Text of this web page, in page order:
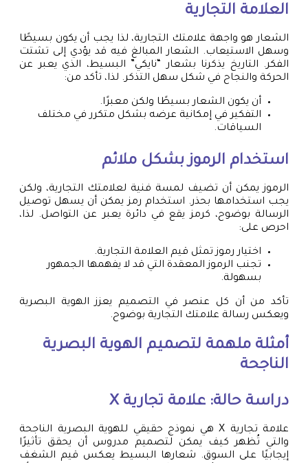
العلامة التجارية
الشعار هو واجهة علامتك التجارية، لذا يجب أن يكون بسيطًا
وسهل الاستيعاب. الشعار المبالغ فيه قد يؤدي إلى تشتت
الفكر. التاريخ يذكرنا بشعار “نايكي” البسيط، الذي يعبر عن
الحركة والنجاح في شكل سهل التذكر. لذا، تأكد من:
أن يكون الشعار بسيطًا ولكن معبرًا.
التفكير في إمكانية عرضه بشكل متكرر في مختلف
السياقات.
استخدام الرموز بشكل ملائم
الرموز يمكن أن تضيف لمسة فنية لعلامتك التجارية، ولكن
يجب استخدامها بحذر. استخدام رمز يمكن أن يسهل توصيل
الرسالة بوضوح، كرمز يقع في دائرة يعبر عن التواصل. لذا،
احرص على:
اختيار رموز تمثل قيم العلامة التجارية.
تجنب الرموز المعقدة التي قد لا يفهمها الجمهور
بسهولة.
تأكد من أن كل عنصر في التصميم يعزز الهوية البصرية
ويعكس رسالة علامتك التجارية بوضوح.
أمثلة ملهمة لتصميم الهوية البصرية
الناجحة
دراسة حالة: علامة تجارية X
علامة تجارية X هي نموذج حقيقي للهوية البصرية الناجحة
والتي تُظهر كيف يمكن لتصميم مدروس أن يحقق تأثيرًا
إيجابيًا على السوق. شعارها البسيط يعكس قيم الشغف